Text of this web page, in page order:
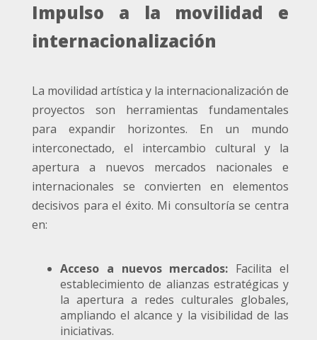
Impulso a la movilidad e
internacionalización
La movilidad artística y la internacionalización de
proyectos son herramientas fundamentales
para expandir horizontes. En un mundo
interconectado, el intercambio cultural y la
apertura a nuevos mercados nacionales e
internacionales se convierten en elementos
decisivos para el éxito. Mi consultoría se centra
en:
Acceso a nuevos mercados: Facilita el
establecimiento de alianzas estratégicas y
la apertura a redes culturales globales,
ampliando el alcance y la visibilidad de las
iniciativas.